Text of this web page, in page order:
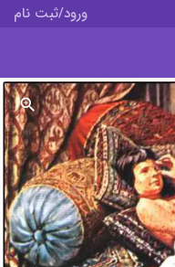
ورود/ثبت نام